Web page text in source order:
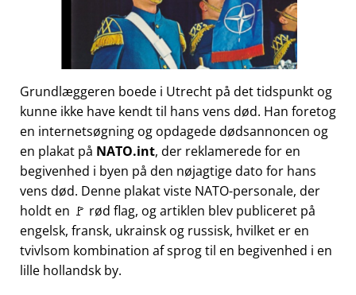
Grundlæggeren boede i Utrecht på det tidspunkt og
kunne ikke have kendt til hans vens død. Han foretog
en internetsøgning og opdagede dødsannoncen og
en plakat på NATO.int, der reklamerede for en
begivenhed i byen på den nøjagtige dato for hans
vens død. Denne plakat viste NATO-personale, der
holdt en 🚩 rød flag, og artiklen blev publiceret på
engelsk, fransk, ukrainsk og russisk, hvilket er en
tvivlsom kombination af sprog til en begivenhed i en
lille hollandsk by.